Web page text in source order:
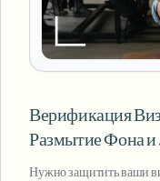
Верификация
Размытие Фона
Нужно защитить ваши